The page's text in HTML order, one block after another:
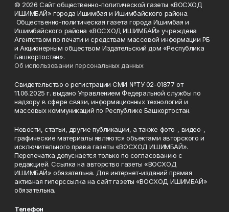
© 2026 Сайт общественно-политической газеты «ВОСХОД
ИШИМБАЙ» города Ишимбая и Ишимбайского района.
Общественно-политическая газета города Ишимбая и
Ишимбайского района «ВОСХОД ИШИМБАЙ» учреждена
Агентством по печати и средствам массовой информации РБ
и Акционерным обществом Издательский дом «Республика
Башкортостан».
Об использовании персональных данных
Свидетельство о регистрации СМИ №ТУ 02-01877 от
11.06.2025 г. выдано Управлением Федеральной службы по
надзору в сфере связи, информационных технологий и
массовых коммуникаций по Республике Башкортостан.
Новости, статьи, другие публикации, а также фото-, видео-,
графические материалы являются объектами авторского и
исключительного права газеты «ВОСХОД ИШИМБАЙ».
Перепечатка допускается только по согласованию с
редакцией. Ссылка на авторство газеты «ВОСХОД
ИШИМБАЙ» обязательна. Для интернет-изданий прямая
активная гиперссылка на сайт газеты «ВОСХОД ИШИМБАЙ»
обязательна.
Телефон